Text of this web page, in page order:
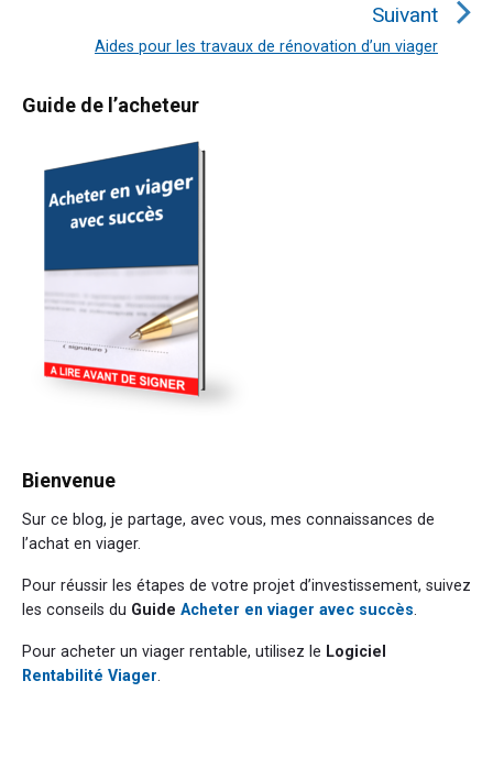
Suivant
Article
Aides pour les travaux de rénovation d’un viager
Primary
Guide de l’acheteur
Bienvenue
Sur ce blog, je partage, avec vous, mes connaissances de
l’achat en viager.
Pour réussir les étapes de votre projet d’investissement, suivez
les conseils du Guide Acheter en viager avec succès.
Pour acheter un viager rentable, utilisez le Logiciel
Rentabilité Viager.